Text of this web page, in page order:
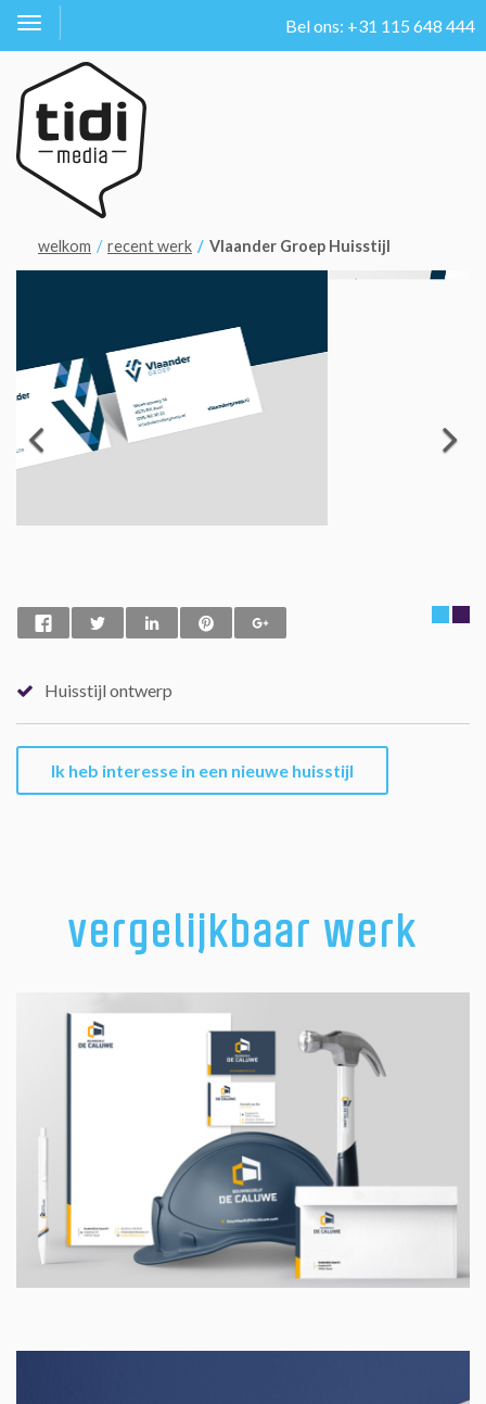
Toggle
navigation
Bel ons: +31 115 648 444
welkom recent werk Vlaander Groep Huisstijl
Huisstijl ontwerp
Ik heb interesse in een nieuwe huisstijl
vergelijkbaar werk